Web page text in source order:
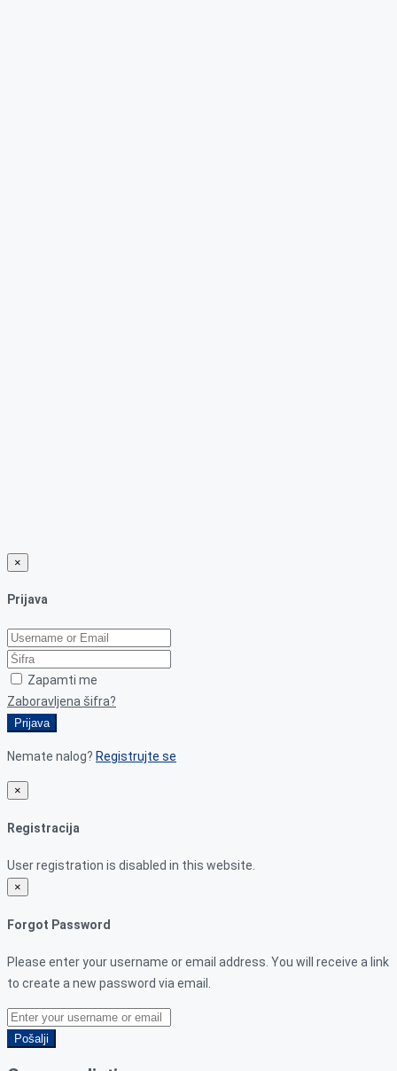
×
Prijava
Zapamti me
Zaboravljena šifra?
Prijava
Nemate nalog? Registrujte se
×
Registracija
User registration is disabled in this website.
×
Forgot Password
Please enter your username or email address. You will receive a link
to create a new password via email.
Pošalji